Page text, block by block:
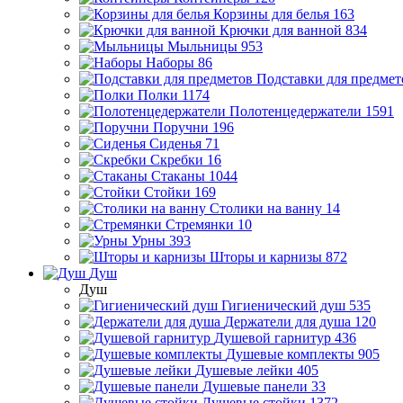
Корзины для белья 163
Крючки для ванной 834
Мыльницы 953
Наборы 86
Подставки для
Полки 1174
Полотенцедержатели 1591
Поручни 196
Сиденья 71
Скребки 16
Стаканы 1044
Стойки 169
Столики на ванну 14
Стремянки 10
Урны 393
Шторы и карнизы 872
Душ
Душ
Гигиенический душ 535
Держатели для душа 120
Душевой гарнитур 436
Душевые комплекты 905
Душевые лейки 405
Душевые панели 33